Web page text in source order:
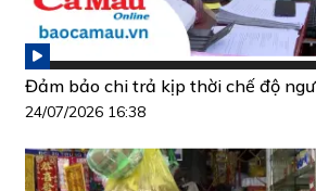
Đảm bảo chi trả kịp thời chế độ
24/07/2026 16:38